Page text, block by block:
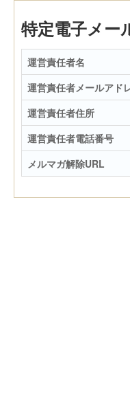
特定電子メー
運営責任者名
運営責任者メールアド
運営責任者住所
運営責任者電話番号
メルマガ解除URL